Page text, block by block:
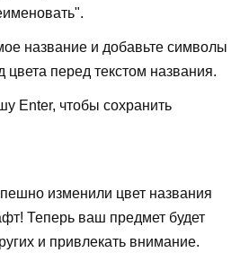
название и добавьте символы
перед текстом названия.
Enter, чтобы сохранить
изменили цвет названия
Теперь ваш предмет будет
и привлекать внимание.